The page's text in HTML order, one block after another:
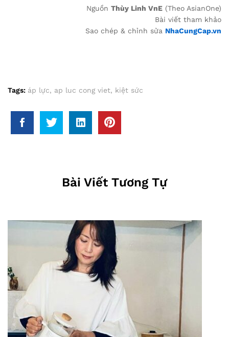
Nguồn Thùy Linh VnE (Theo AsianOne)
Bài viết tham khảo
Sao chép & chỉnh sửa NhaCungCap.vn
Tags: áp lực, ap luc cong viet, kiệt sức
Bài Viết Tương Tự